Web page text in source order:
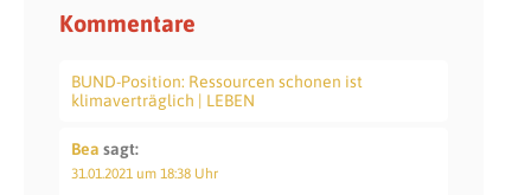
Kommentare
BUND-Position: Ressourcen schonen ist
klimaverträglich | LEBEN
Bea sagt:
31.01.2021 um 18:38 Uhr